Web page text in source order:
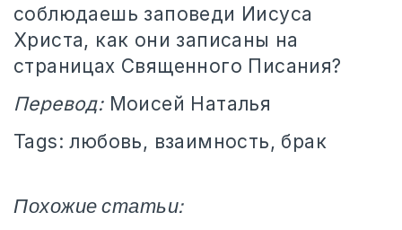
соблюдаешь заповеди Иисуса
Христа, как они записаны на
страницах Священного Писания?
Перевод:Моисей Наталья
Tags: любовь, взаимность, брак
Похожие статьи: